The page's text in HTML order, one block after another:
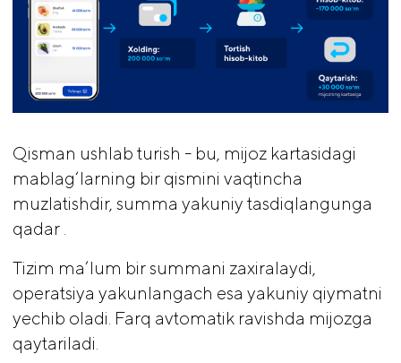
Qisman ushlab turish - bu, mijoz kartasidagi
mablag‘larning bir qismini vaqtincha
muzlatishdir, summa yakuniy tasdiqlangunga
qadar .
Tizim ma’lum bir summani zaxiralaydi,
operatsiya yakunlangach esa yakuniy qiymatni
yechib oladi. Farq avtomatik ravishda mijozga
qaytariladi.